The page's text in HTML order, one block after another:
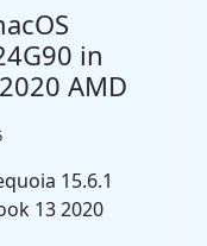
in
AMD
15.6.1
13 2020